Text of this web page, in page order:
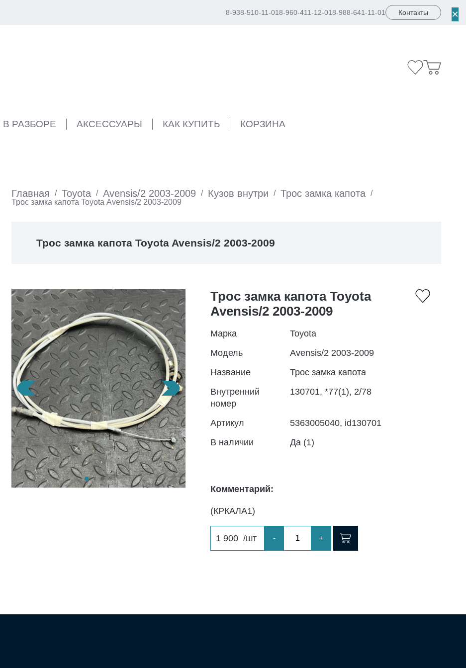
8-938-510-11-018-960-411-12-018-988-641-11-01 Контакты
В РАЗБОРЕ АКСЕССУАРЫ КАК КУПИТЬ КОРЗИНА
×
Главная / Toyota / Avensis/2 2003-2009 / Кузов внутри / Трос замка капота /
Трос замка капота Toyota Avensis/2 2003-2009
Трос замка капота Toyota Avensis/2 2003-2009
Трос замка капота Toyota
Avensis/2 2003-2009
Марка
Toyota
Модель
Avensis/2 2003-2009
Название
Трос замка капота
Внутренний
номер
130701, *77(1), 2/78
Артикул
5363005040, id130701
В наличии
Да (1)
Комментарий:
(КРКАЛА1)
1 900 /шт - +